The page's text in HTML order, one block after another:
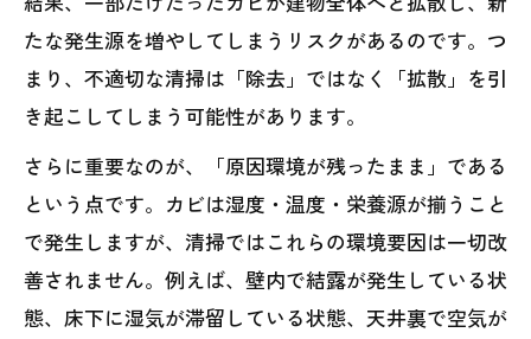
たな発生源を増やしてしまうリスクがあるのです。つ
まり、不適切な清掃は「除去」ではなく「拡散」を引
き起こしてしまう可能性があります。
さらに重要なのが、「原因環境が残ったまま」である
という点です。カビは湿度・温度・栄養源が揃うこと
で発生しますが、清掃ではこれらの環境要因は一切改
善されません。例えば、壁内で結露が発生している状
態、床下に湿気が滞留している状態、天井裏で空気が